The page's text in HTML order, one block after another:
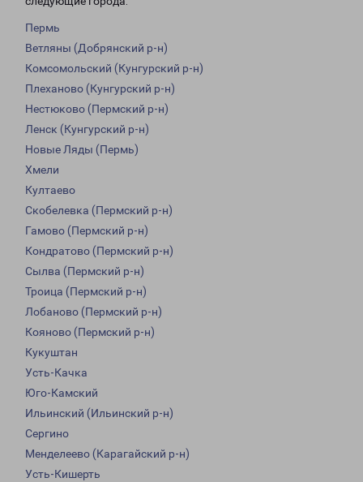
Пермь
Ветляны (Добрянский р-н)
Комсомольский (Кунгурский р-н)
Плеханово (Кунгурский р-н)
Нестюково (Пермский р-н)
Ленск (Кунгурский р-н)
Новые Ляды (Пермь)
Хмели
Култаево
Скобелевка (Пермский р-н)
Гамово (Пермский р-н)
Кондратово (Пермский р-н)
Сылва (Пермский р-н)
Троица (Пермский р-н)
Лобаново (Пермский р-н)
Кояново (Пермский р-н)
Кукуштан
Усть-Качка
Юго-Камский
Ильинский (Ильинский р-н)
Сергино
Менделеево (Карагайский р-н)
Усть-Кишерть